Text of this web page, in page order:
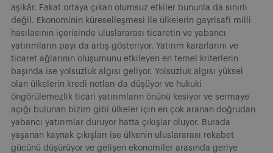
aşikâr. Fakat ortaya çıkan olumsuz etkiler bununla da sınırlı
değil. Ekonominin küreselleşmesi ile ülkelerin gayrisafi milli
hasılasının içerisinde uluslararası ticaretin ve yabancı
yatırımların payı da artış gösteriyor. Yatırım kararlarını ve
ticaret ağlarının oluşumunu etkileyen en temel kriterlerin
başında ise yolsuzluk algısı geliyor. Yolsuzluk algısı yüksel
olan ülkelerin kredi notları da düşüyor ve hukuki
öngörülemezlik ticari yatırımların önünü kesiyor ve sermaye
açığı bulunan bizim gibi ülkeler için en çok aranan doğrudan
yabancı yatırımlar duruyor hatta çıkışlar oluyor. Burada
yaşanan kaynak çıkışları ise ülkenin uluslararası rekabet
gücünü düşürüyor ve gelişen ekonomiler arasında geriye